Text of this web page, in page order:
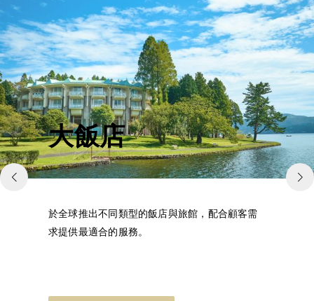
大飯店
於全球推出不同類型的飯店與旅館，配合顧客需
求提供最適合的服務。